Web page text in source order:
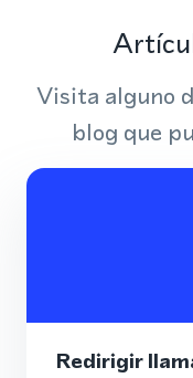
Visita alguno
blog que
Redirigir